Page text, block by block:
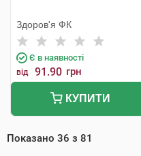
Здоров'я ФК
Є в наявності
від 91.90 грн
КУПИТИ
Показано 36 з 81